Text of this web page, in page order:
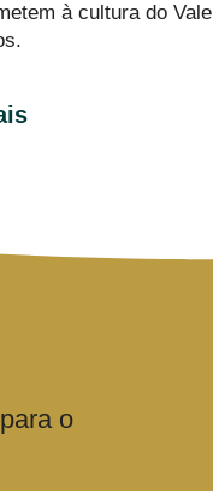
à cultura do Vale
para o